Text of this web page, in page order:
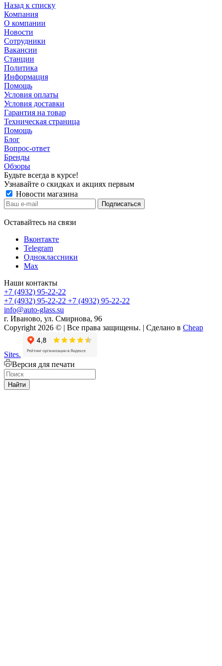
Назад к списку
Компания
О компании
Новости
Сотрудники
Вакансии
Станции
Политика
Информация
Помощь
Условия оплаты
Условия доставки
Гарантия на товар
Техническая страница
Помощь
Блог
Вопрос-ответ
Бренды
Обзоры
Будьте всегда в курсе!
Узнавайте о скидках и акциях первым
Новости магазина
Оставайтесь на связи
Вконтакте
Telegram
Одноклассники
Max
Наши контакты
+7 (4932) 95-22-22
+7 (4932) 95-22-22 +7 (4932) 95-22-22
info@auto-glass.su
г. Иваново, ул. Смирнова, 96
Copyright 2026 © | Все права защищены. | Сделано в Cheap
Sites.
Версия для печати
Найти